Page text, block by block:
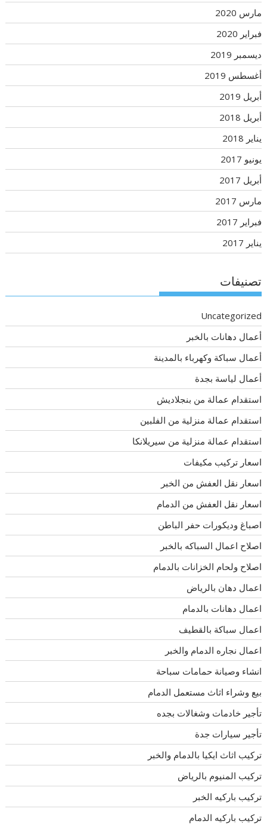
مارس 2020
فبراير 2020
ديسمبر 2019
أغسطس 2019
أبريل 2019
أبريل 2018
يناير 2018
يونيو 2017
أبريل 2017
مارس 2017
فبراير 2017
يناير 2017
تصنيفات
Uncategorized
أعمال دهانات بالخبر
أعمال سباكة وكهرباء بالمدينة
أعمال لياسة بجدة
استقدام عمالة من بنجلاديش
استقدام عمالة منزلية من الفلبين
استقدام عمالة منزلية من سيريلانكا
اسعار تركيب مكيفات
اسعار نقل العفش من الخبر
اسعار نقل العفش من الدمام
اصباغ وديكورات حفر الباطن
اصلاح اعمال السباكه بالخبر
اصلاح ولحام الخزانات بالدمام
اعمال دهان بالرياض
اعمال دهانات بالدمام
اعمال سباكة بالقطيف
اعمال نجاره الدمام والخبر
انشاء وصيانة حمامات سباحة
بيع وشراء اثاث مستعمل الدمام
تأجير خادمات وشغالات بجده
تأجير سيارات جدة
تركيب اثاث ايكيا بالدمام والخبر
تركيب المنيوم بالرياض
تركيب باركيه الخبر
تركيب باركيه الدمام